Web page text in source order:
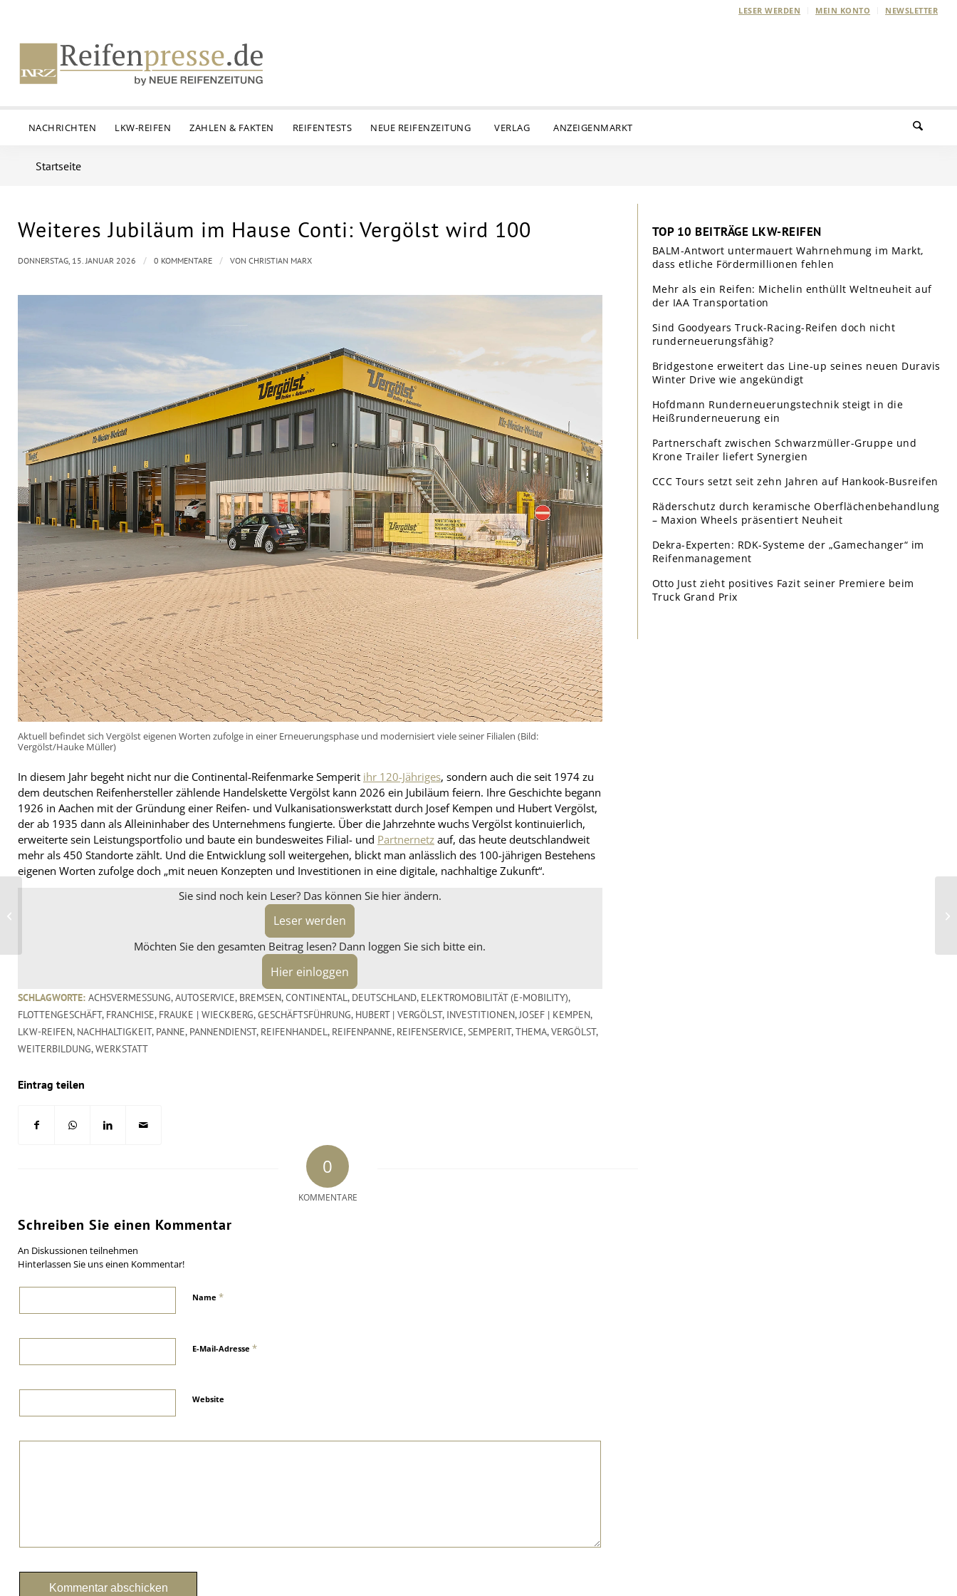
LESER WERDEN MEIN KONTO NEWSLETTER
NACHRICHTEN LKW-REIFEN ZAHLEN & FAKTEN REIFENTESTS NEUE REIFENZEITUNG VERLAG ANZEIGENMARKT
Startseite
Weiteres Jubiläum im Hause Conti: Vergölst wird 100
Aktuell befindet sich Vergölst eigenen Worten zufolge in einer Erneuerungsphase und modernisiert viele seiner Filialen (Bild:
Vergölst/Hauke Müller)
In diesem Jahr begeht nicht nur die Continental-Reifenmarke Semperit ihr 120-Jähriges, sondern auch die seit 1974 zu
dem deutschen Reifenhersteller zählende Handelskette Vergölst kann 2026 ein Jubiläum feiern. Ihre Geschichte begann
1926 in Aachen mit der Gründung einer Reifen- und Vulkanisationswerkstatt durch Josef Kempen und Hubert Vergölst,
der ab 1935 dann als Alleininhaber des Unternehmens fungierte. Über die Jahrzehnte wuchs Vergölst kontinuierlich,
erweiterte sein Leistungsportfolio und baute ein bundesweites Filial- und Partnernetz auf, das heute deutschlandweit
mehr als 450 Standorte zählt. Und die Entwicklung soll weitergehen, blickt man anlässlich des 100-jährigen Bestehens
eigenen Worten zufolge doch „mit neuen Konzepten und Investitionen in eine digitale, nachhaltige Zukunft“.
Sie sind noch kein Leser? Das können Sie hier ändern.
Leser werden
Möchten Sie den gesamten Beitrag lesen? Dann loggen Sie sich bitte ein.
Hier einloggen
DONNERSTAG, 15. JANUAR 2026 / 0 KOMMENTARE / VON CHRISTIAN MARX
SCHLAGWORTE: ACHSVERMESSUNG,AUTOSERVICE, BREMSEN,CONTINENTAL, DEUTSCHLAND, ELEKTROMOBILITÄT (E-MOBILITY),
FLOTTENGESCHÄFT, FRANCHISE, FRAUKE | WIECKBERG,GESCHÄFTSFÜHRUNG, HUBERT | VERGÖLST, INVESTITIONEN,JOSEF | KEMPEN,
LKW-REIFEN, NACHHALTIGKEIT, PANNE, PANNENDIENST, REIFENHANDEL, REIFENPANNE, REIFENSERVICE,SEMPERIT,THEMA,VERGÖLST,
WEITERBILDUNG,WERKSTATT
Eintrag teilen
0
KOMMENTARE
Schreiben Sie einen Kommentar
An Diskussionen teilnehmen
Hinterlassen Sie uns einen Kommentar!
Name *
E-Mail-Adresse *
Website
TOP 10 BEITRÄGE LKW-REIFEN
BALM-Antwort untermauert Wahrnehmung im Markt,
dass etliche Fördermillionen fehlen
Mehr als ein Reifen: Michelin enthüllt Weltneuheit auf
der IAA Transportation
Sind Goodyears Truck-Racing-Reifen doch nicht
runderneuerungsfähig?
Bridgestone erweitert das Line-up seines neuen Duravis
Winter Drive wie angekündigt
Hofdmann Runderneuerungstechnik steigt in die
Heißrunderneuerung ein
Partnerschaft zwischen Schwarzmüller-Gruppe und
Krone Trailer liefert Synergien
CCC Tours setzt seit zehn Jahren auf Hankook-Busreifen
Räderschutz durch keramische Oberflächenbehandlung
– Maxion Wheels präsentiert Neuheit
Dekra-Experten: RDK-Systeme der „Gamechanger“ im
Reifenmanagement
Otto Just zieht positives Fazit seiner Premiere beim
Truck Grand Prix